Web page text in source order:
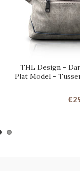
THL Design -
Plat Model -